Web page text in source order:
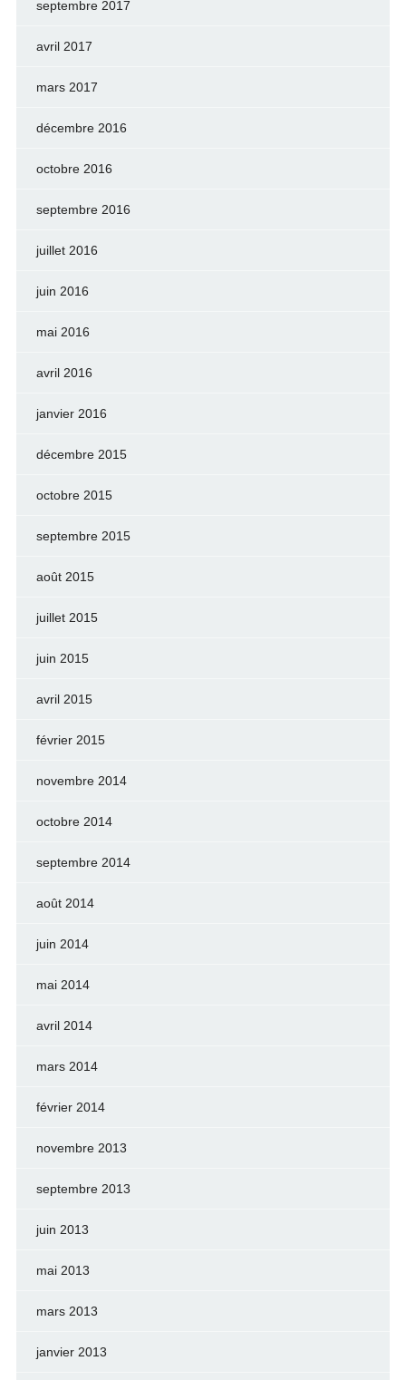
septembre 2017
avril 2017
mars 2017
décembre 2016
octobre 2016
septembre 2016
juillet 2016
juin 2016
mai 2016
avril 2016
janvier 2016
décembre 2015
octobre 2015
septembre 2015
août 2015
juillet 2015
juin 2015
avril 2015
février 2015
novembre 2014
octobre 2014
septembre 2014
août 2014
juin 2014
mai 2014
avril 2014
mars 2014
février 2014
novembre 2013
septembre 2013
juin 2013
mai 2013
mars 2013
janvier 2013